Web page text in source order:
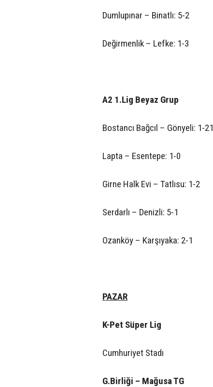
Dumlupınar – Binatlı: 5-2
Değirmenlik – Lefke: 1-3
A2 1.Lig Beyaz Grup
Bostancı Bağcıl – Gönyeli: 1-21
Lapta – Esentepe: 1-0
Girne Halk Evi – Tatlısu: 1-2
Serdarlı – Denizli: 5-1
Ozanköy – Karşıyaka: 2-1
PAZAR
K-Pet Süper Lig
Cumhuriyet Stadı
G.Birliği – Mağusa TG